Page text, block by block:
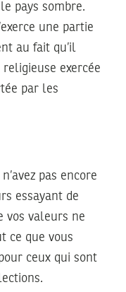
pays sombre.
une partie
au fait qu’il
exercée
par les
pas encore
essayant de
vos valeurs ne
ce que vous
ceux qui sont